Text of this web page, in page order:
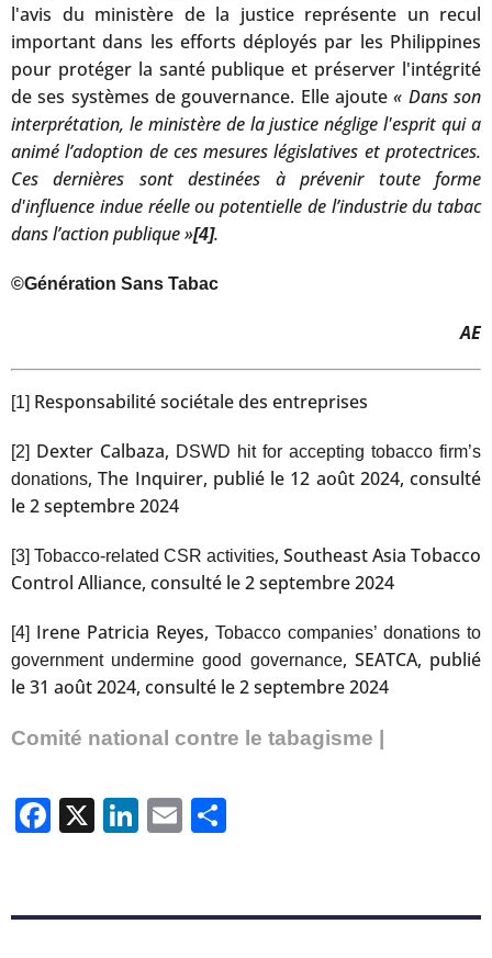
l'avis du ministère de la justice représente un recul
important dans les efforts déployés par les Philippines
pour protéger la santé publique et préserver l'intégrité
de ses systèmes de gouvernance. Elle ajoute« Dans son
interprétation, le ministère de la justice néglige l'esprit qui a
animé l’adoption de ces mesures législatives et protectrices.
Ces dernières sont destinées à prévenir toute forme
d'influence indue réelle ou potentielle de l’industrie du tabac
dans l’action publique »[4].
©Génération Sans Tabac
AE
[1] Responsabilité sociétale des entreprises
[2] Dexter Calbaza, DSWD hit for accepting tobacco firm’s
donations, The Inquirer, publié le 12 août 2024, consulté
le 2 septembre 2024
[3] Tobacco-related CSR activities, Southeast Asia Tobacco
Control Alliance, consulté le 2 septembre 2024
[4] Irene Patricia Reyes, Tobacco companies’ donations to
government undermine good governance, SEATCA, publié
le 31 août 2024, consulté le 2 septembre 2024
Comité national contre le tabagisme |
Facebook
X LinkedIn
Email